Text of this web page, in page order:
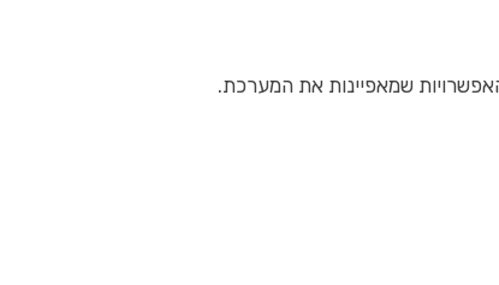
שמאפיינות את המערכת.